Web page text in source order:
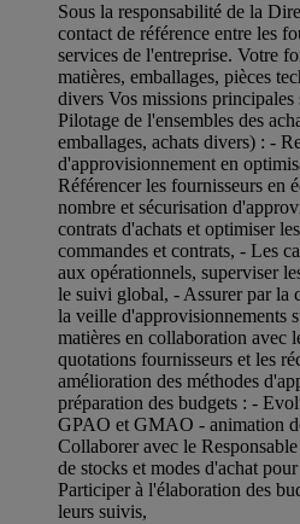
Sous la responsabilité de la
contact de référence entre les
services de l'entreprise. Votre
matières, emballages, pièces
divers Vos missions principales
Pilotage de l'ensembles des
emballages, achats divers) : -
d'approvisionnement en
Référencer les fournisseurs en
nombre et sécurisation
contrats d'achats et optimiser
commandes et contrats, - Les
aux opérationnels, superviser
le suivi global, - Assurer par la
la veille d'approvisionnements
matières en collaboration avec
quotations fournisseurs et les
amélioration des méthodes
préparation des budgets : -
GPAO et GMAO - animation
Collaborer avec le
de stocks et modes d'achat
Participer à l'élaboration des
leurs suivis,